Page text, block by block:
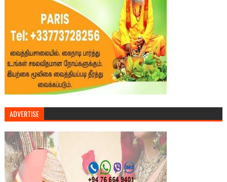
ADVERTISE